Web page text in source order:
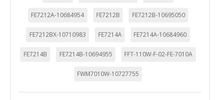
FE7212A-10684954 FE7212B FE7212B-10695050
FE7212BX-10710983 FE7214A FE7214A-10684960
FE7214B FE7214B-10694955 FFT-110W-F-02-FE-7010A
FWM7010W-10727755